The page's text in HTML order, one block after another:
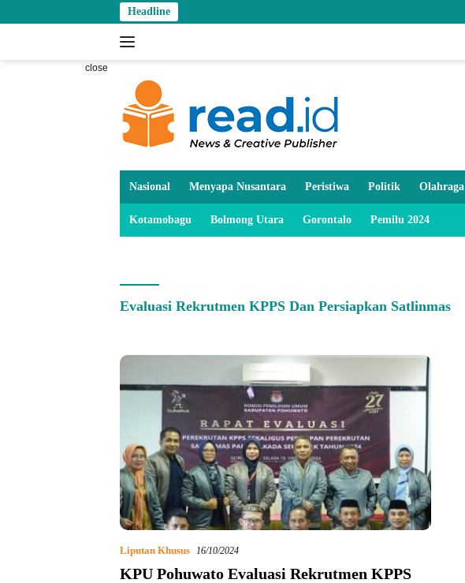
to
Headline
close
Nasional Menyapa Nusantara Peristiwa Politik Olahraga
Kotamobagu Bolmong Utara Gorontalo Pemilu 2024
Evaluasi Rekrutmen KPPS Dan Persiapkan Satlinmas
Liputan Khusus 16/10/2024
KPU Pohuwato Evaluasi Rekrutmen KPPS